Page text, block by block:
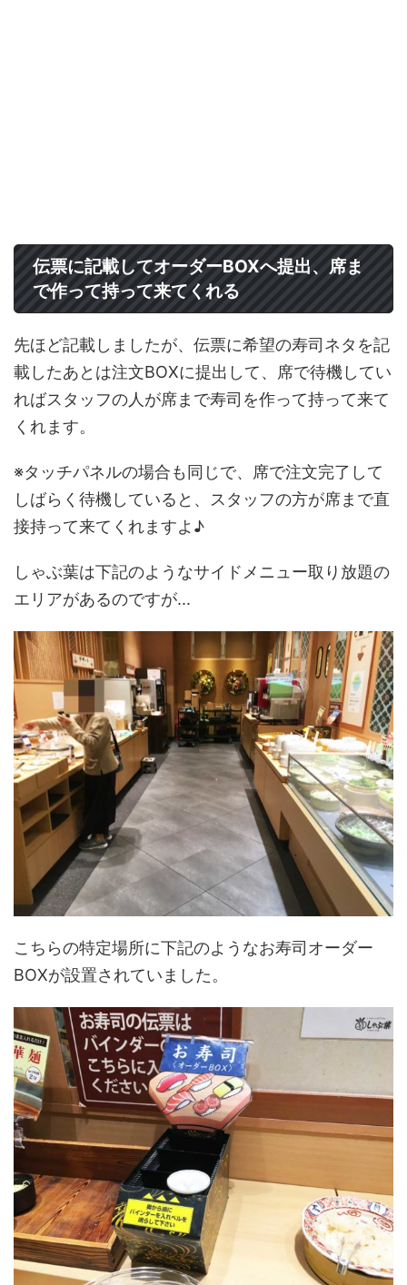
伝票に記載してオーダーBOXへ提出、席ま
で作って持って来てくれる
先ほど記載しましたが、伝票に希望の寿司ネタを記
載したあとは注文BOXに提出して、席で待機してい
ればスタッフの人が席まで寿司を作って持って来て
くれます。
※タッチパネルの場合も同じで、席で注文完了して
しばらく待機していると、スタッフの方が席まで直
接持って来てくれますよ♪
しゃぶ葉は下記のようなサイドメニュー取り放題の
エリアがあるのですが...
こちらの特定場所に下記のようなお寿司オーダー
BOXが設置されていました。